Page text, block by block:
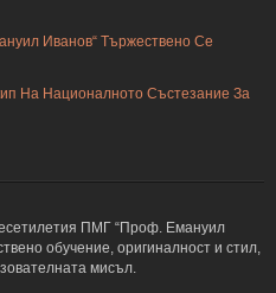
Иванов“ Тържествено Се
На Националното Състезание За
ПМГ “Проф. Емануил
обучение, оригиналност и стил,
мисъл.